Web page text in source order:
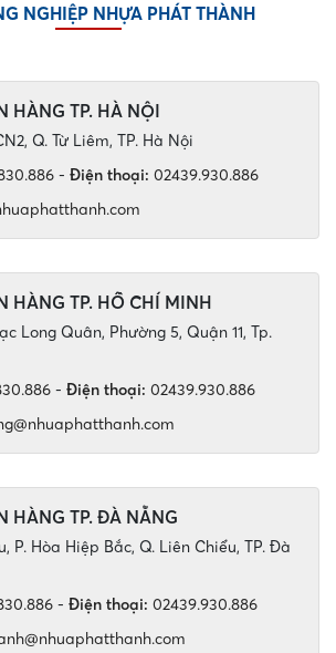
NGHIỆP NHỰA PHÁT THÀNH
HÀNG TP. HÀ NỘI
Q. Từ Liêm, TP. Hà Nội
- Điện thoại: 02439.930.886
HÀNG TP. HỒ CHÍ MINH
Long Quân, Phường 5, Quận 11, Tp.
- Điện thoại: 02439.930.886
HÀNG TP. ĐÀ NẴNG
P. Hòa Hiệp Bắc, Q. Liên Chiểu, TP. Đà
- Điện thoại: 02439.930.886